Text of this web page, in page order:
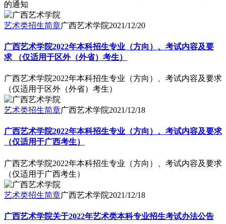
的通知
艺术类招生简章广西艺术学院2021/12/20
广西艺术学院2022年本科招生专业（方向）、考试内容及要
求 （仅适用于区外（外省）考生）
广西艺术学院2022年本科招生专业（方向）、考试内容及要求
（仅适用于区外（外省）考生）
艺术类招生简章广西艺术学院2021/12/18
广西艺术学院2022年本科招生专业（方向）、考试内容及要求
（仅适用于广西考生）
广西艺术学院2022年本科招生专业（方向）、考试内容及要求
（仅适用于广西考生）
艺术类招生简章广西艺术学院2021/12/18
广西艺术学院关于2022年艺术类本科专业招生考试办法公告